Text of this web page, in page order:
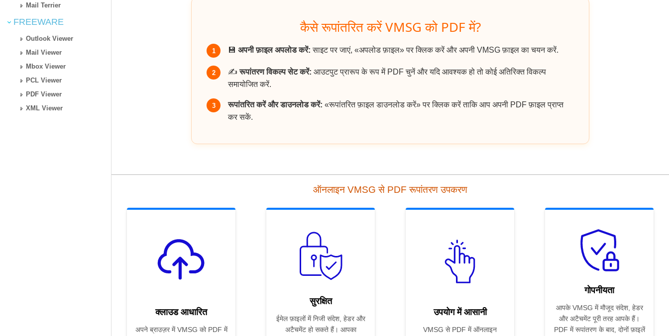
Mail Terrier
FREEWARE
Outlook Viewer
Mail Viewer
Mbox Viewer
PCL Viewer
PDF Viewer
XML Viewer
कैसे रूपांतरित करें VMSG को PDF में?
1 💾 अपनी फ़ाइल अपलोड करें: साइट पर जाएं, «अपलोड फ़ाइल» पर क्लिक करें और अपनी VMSG फ़ाइल का चयन करें.
2 ✍️रूपांतरण विकल्प सेट करें: आउटपुट प्रारूप के रूप में PDF चुनें और यदि आवश्यक हो तो कोई अतिरिक्त विकल्प
समायोजित करें.
3 रूपांतरित करें और डाउनलोड करें: «रूपांतरित फ़ाइल डाउनलोड करें» पर क्लिक करें ताकि आप अपनी PDF फ़ाइल प्राप्त
कर सकें.
ऑनलाइन VMSG से PDF रूपांतरण उपकरण
क्लाउड आधारित
अपने ब्राउज़र में VMSG को PDF में
सुरक्षित
ईमेल फ़ाइलों में निजी संदेश, हेडर और
अटैचमेंट हो सकते हैं। आपका
उपयोग में आसानी
VMSG से PDF में ऑनलाइन
गोपनीयता
आपके VMSG में मौजूद संदेश, हेडर
और अटैचमेंट पूरी तरह आपके हैं।
PDF में रूपांतरण के बाद, दोनों फ़ाइलें